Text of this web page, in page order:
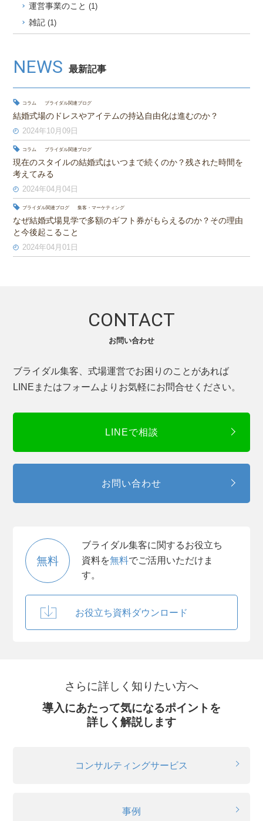
運営事業のこと (1)
雑記(1)
NEWS 最新記事
コラム ブライダル関連ブログ
結婚式場のドレスやアイテムの持込自由化は進むのか？
2024年10月09日
コラム ブライダル関連ブログ
現在のスタイルの結婚式はいつまで続くのか？残された時間を
考えてみる
2024年04月04日
ブライダル関連ブログ 集客・マーケティング
なぜ結婚式場見学で多額のギフト券がもらえるのか？その理由
と今後起こること
2024年04月01日
CONTACT
お問い合わせ
ブライダル集客、式場運営でお困りのことがあれば
LINEまたはフォームよりお気軽にお問合せください。
LINEで相談
お問い合わせ
無料
ブライダル集客に関するお役立ち
資料を無料でご活用いただけま
す。
お役立ち資料ダウンロード
さらに詳しく知りたい方へ
導入にあたって気になるポイントを
詳しく解説します
コンサルティングサービス
事例